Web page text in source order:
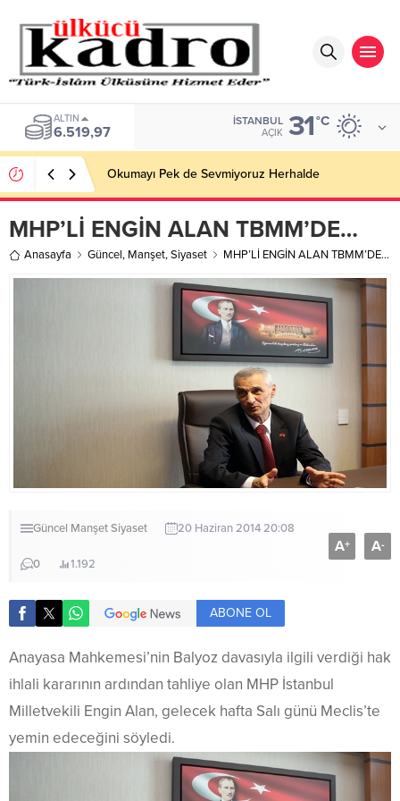
ALTIN
6.519,97
İSTANBUL
AÇIK 31°C
Okumayı Pek de Sevmiyoruz Herhalde
MHP’Lİ ENGİN ALAN TBMM’DE…
Anasayfa Güncel, Manşet,Siyaset MHP’Lİ ENGİN ALAN TBMM’DE…
Güncel ManşetSiyaset 20 Haziran 2014 20:08
0 1.192
A+ A-
ABONE OL
Anayasa Mahkemesi’nin Balyoz davasıyla ilgili verdiği hak
ihlali kararının ardından tahliye olan MHP İstanbul
Milletvekili Engin Alan, gelecek hafta Salı günü Meclis’te
yemin edeceğini söyledi.